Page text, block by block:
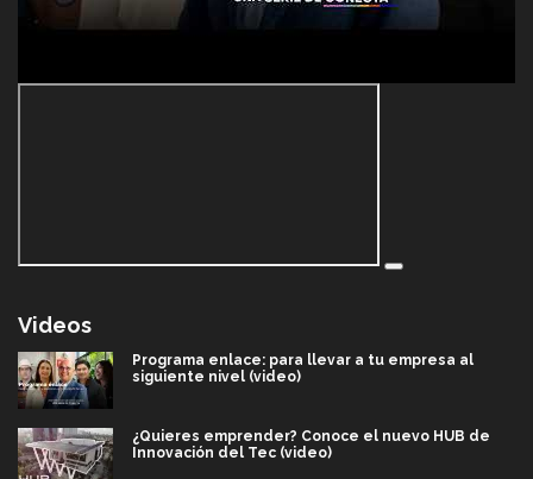
Videos
Programa enlace: para llevar a tu empresa al
siguiente nivel (video)
¿Quieres emprender? Conoce el nuevo HUB de
Innovación del Tec (video)